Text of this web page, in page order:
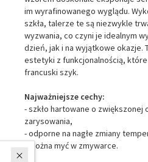
im wyrafinowanego wyglądu.
szkła, talerze te są niezwykle
wyzwania, co czyni je idealnym
dzień, jak i na wyjątkowe okazje.
estetyki z funkcjonalnością,
francuski szyk.
Najważniejsze cechy:
- szkło hartowane o zwiększonej
zarysowania,
- odporne na nagłe zmiany
- można myć w zmywarce.
W ostatnich 7 dniach produktem